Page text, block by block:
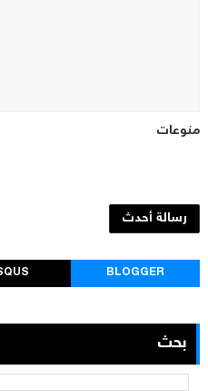
منوعات
رسالة أحدث
BLOGGER
بحث